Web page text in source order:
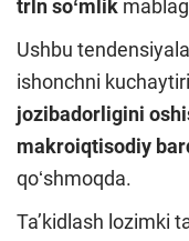
trln soʻmlik
Ushbu
ishonchni
jozibadorligini
makroiqtisodiy
qoʻshmoqda.
Taʼkidlash lozimki